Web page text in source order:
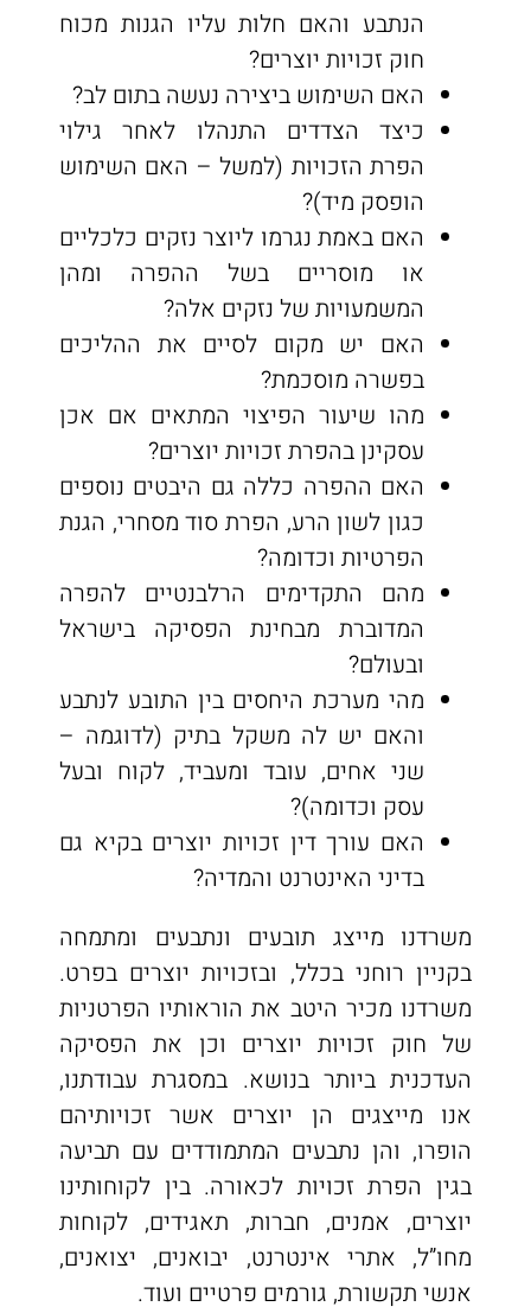
הנתבע והאם חלות עליו הגנות מכוח
חוק זכויות יוצרים?
האם השימוש ביצירה נעשה בתום לב?
כיצד הצדדים התנהלו לאחר גילוי
הפרת הזכויות (למשל – האם השימוש
הופסק מיד)?
האם באמת נגרמו ליוצר נזקים כלכליים
או מוסריים בשל ההפרה ומהן
המשמעויות של נזקים אלה?
האם יש מקום לסיים את ההליכים
בפשרה מוסכמת?
מהו שיעור הפיצוי המתאים אם אכן
עסקינן בהפרת זכויות יוצרים?
האם ההפרה כללה גם היבטים נוספים
כגון לשון הרע, הפרת סוד מסחרי, הגנת
הפרטיות וכדומה?
מהם התקדימים הרלבנטיים להפרה
המדוברת מבחינת הפסיקה בישראל
ובעולם?
מהי מערכת היחסים בין התובע לנתבע
והאם יש לה משקל בתיק (לדוגמה –
שני אחים, עובד ומעביד, לקוח ובעל
עסק וכדומה)?
האם עורך דין זכויות יוצרים בקיא גם
בדיני האינטרנט והמדיה?
משרדנו מייצג תובעים ונתבעים ומתמחה
בקניין רוחני בכלל, ובזכויות יוצרים בפרט.
משרדנו מכיר היטב את הוראותיו הפרטניות
של חוק זכויות יוצרים וכן את הפסיקה
העדכנית ביותר בנושא. במסגרת עבודתנו,
אנו מייצגים הן יוצרים אשר זכויותיהם
הופרו, והן נתבעים המתמודדים עם תביעה
בגין הפרת זכויות לכאורה. בין לקוחותינו
יוצרים, אמנים, חברות, תאגידים, לקוחות
מחו”ל, אתרי אינטרנט, יבואנים, יצואנים,
אנשי תקשורת, גורמים פרטיים ועוד.